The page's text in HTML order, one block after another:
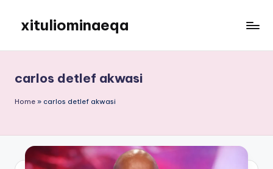
content
xituliominaeqa
carlos detlef akwasi
Home » carlos detlef akwasi